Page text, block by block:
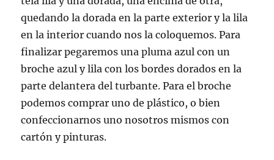
quedando la dorada en la parte exterior y la lila
en la interior cuando nos la coloquemos. Para
finalizar pegaremos una pluma azul con un
broche azul y lila con los bordes dorados en la
parte delantera del turbante. Para el broche
podemos comprar uno de plástico, o bien
confeccionarnos uno nosotros mismos con
cartón y pinturas.